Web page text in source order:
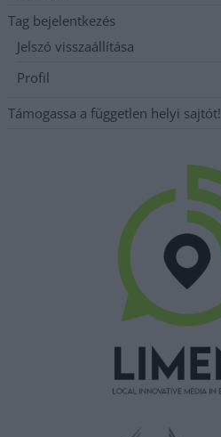
Tag bejelentkezés
Jelszó visszaállítása
Profil
Támogassa a független helyi sajtót!